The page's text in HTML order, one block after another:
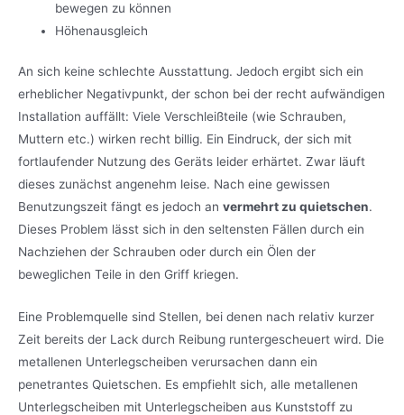
bewegen zu können
Höhenausgleich
An sich keine schlechte Ausstattung. Jedoch ergibt sich ein
erheblicher Negativpunkt, der schon bei der recht aufwändigen
Installation auffällt: Viele Verschleißteile (wie Schrauben,
Muttern etc.) wirken recht billig. Ein Eindruck, der sich mit
fortlaufender Nutzung des Geräts leider erhärtet. Zwar läuft
dieses zunächst angenehm leise. Nach eine gewissen
Benutzungszeit fängt es jedoch an vermehrt zu quietschen.
Dieses Problem lässt sich in den seltensten Fällen durch ein
Nachziehen der Schrauben oder durch ein Ölen der
beweglichen Teile in den Griff kriegen.
Eine Problemquelle sind Stellen, bei denen nach relativ kurzer
Zeit bereits der Lack durch Reibung runtergescheuert wird. Die
metallenen Unterlegscheiben verursachen dann ein
penetrantes Quietschen. Es empfiehlt sich, alle metallenen
Unterlegscheiben mit Unterlegscheiben aus Kunststoff zu